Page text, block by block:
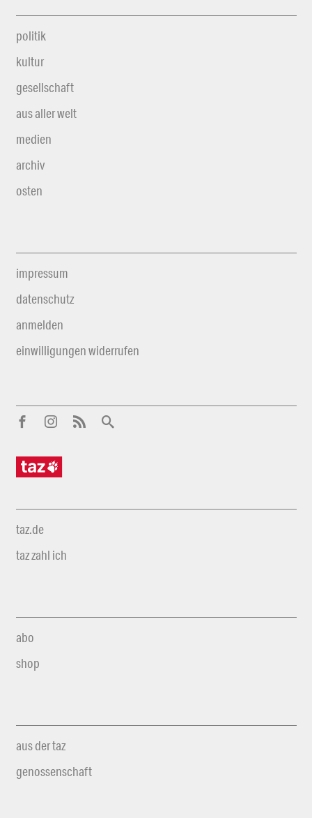
politik
kultur
gesellschaft
aus aller welt
medien
archiv
osten
impressum
datenschutz
anmelden
einwilligungen widerrufen
taz.de
taz zahl ich
abo
shop
aus der taz
genossenschaft